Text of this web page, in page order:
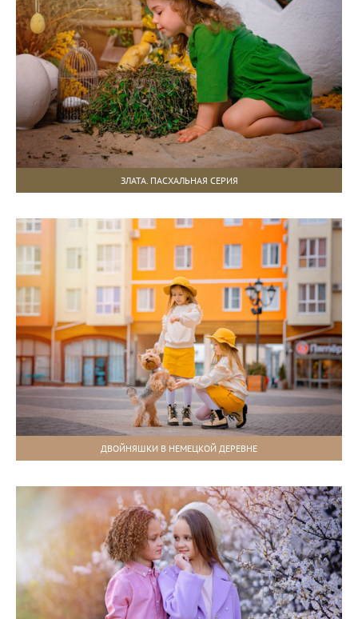
ЗЛАТА. ПАСХАЛЬНАЯ СЕРИЯ
ДВОЙНЯШКИ В НЕМЕЦКОЙ ДЕРЕВНЕ